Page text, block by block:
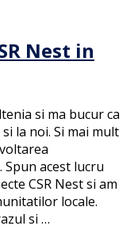
Nest in
si ma bucur ca
la noi. Si mai mult
acest lucru
CSR Nest si am
locale.
si …